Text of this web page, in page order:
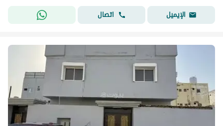
الإيميل
اتصال